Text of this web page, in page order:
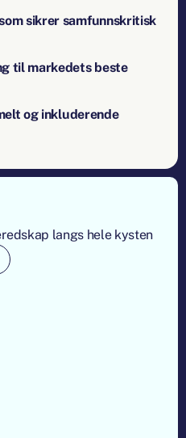
sikrer samfunnskritisk
til markedets beste
og inkluderende
langs hele kysten